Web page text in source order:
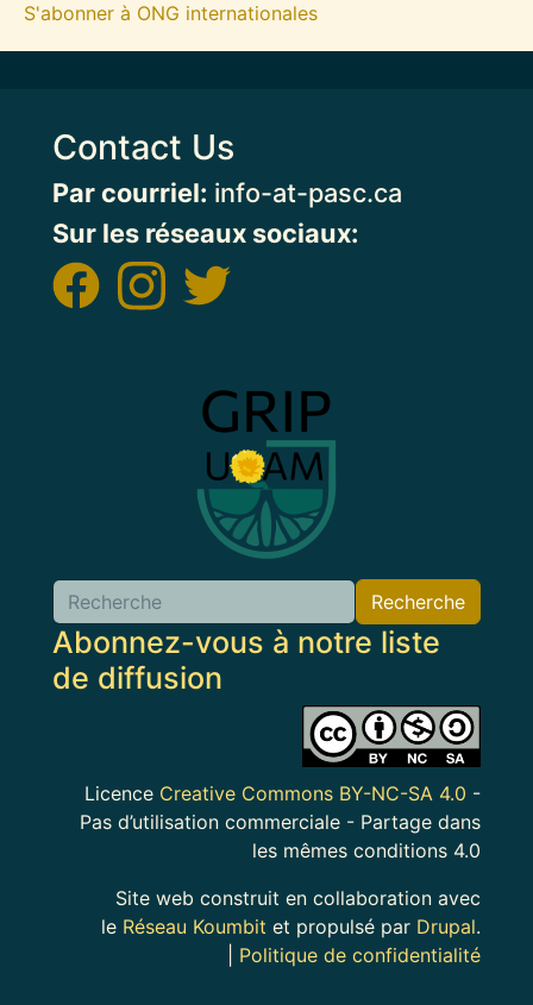
S'abonner à ONG internationales
Contact Us
Par courriel: info-at-pasc.ca
Sur les réseaux sociaux:
Recherche
Abonnez-vous à notre liste
de diffusion
Licence Creative Commons BY-NC-SA 4.0 -
Pas d’utilisation commerciale - Partage dans
les mêmes conditions 4.0
Site web construit en collaboration avec
le Réseau Koumbit et propulsé par Drupal.
Politique de confidentialité